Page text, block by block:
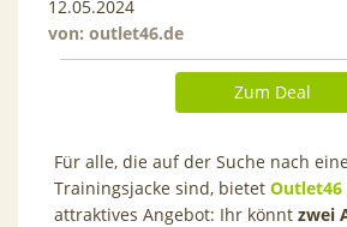
12.05.2024
von: outlet46.de
Zum Deal
Für alle, die auf der Suche nach
Trainingsjacke sind, bietet Outlet46
attraktives Angebot: Ihr könnt zwei